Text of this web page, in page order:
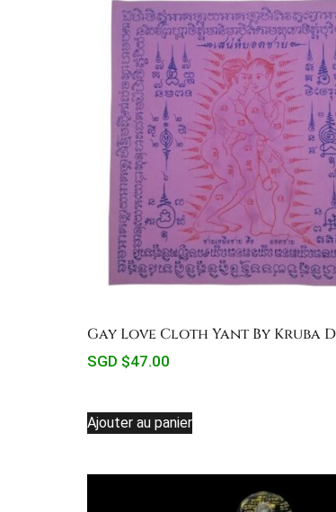
Gay Love Cloth Yant By Kruba
SGD $47.00
Ajouter au panier